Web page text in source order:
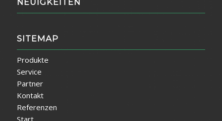
SITEMAP
Produkte
Service
Partner
Kontakt
Referenzen
Start